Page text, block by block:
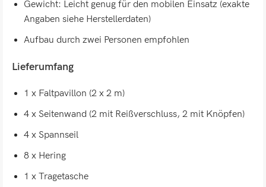
Gewicht: Leicht genug für den mobilen Einsatz (exakte
Angaben siehe Herstellerdaten)
Aufbau durch zwei Personen empfohlen
Lieferumfang
1 x Faltpavillon (2 x 2 m)
4 x Seitenwand (2 mit Reißverschluss, 2 mit Knöpfen)
4 x Spannseil
8 x Hering
1 x Tragetasche